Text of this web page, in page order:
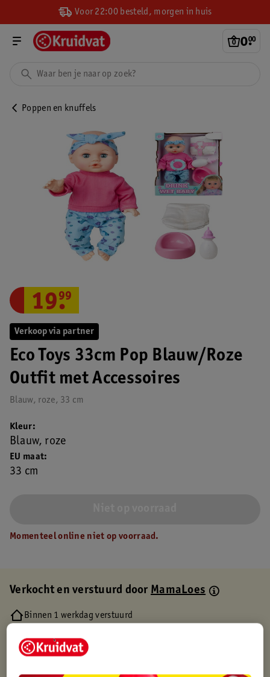
Voor 22:00 besteld, morgen in huis
0.
00
Poppen en knuffels
Verkoop via partner
Eco Toys 33cm Pop Blauw/Roze
Outfit met Accessoires
Blauw, roze, 33 cm
19.
99
EU maat
33 cm
Kleur
Blauw, roze
Momenteel online niet op voorraad.
Verkocht en verstuurd doorMamaLoes
Binnen 1 werkdag verstuurd
Gratis retourneren via verkooppartner.
Gratis punten met je Kruidvat kaart